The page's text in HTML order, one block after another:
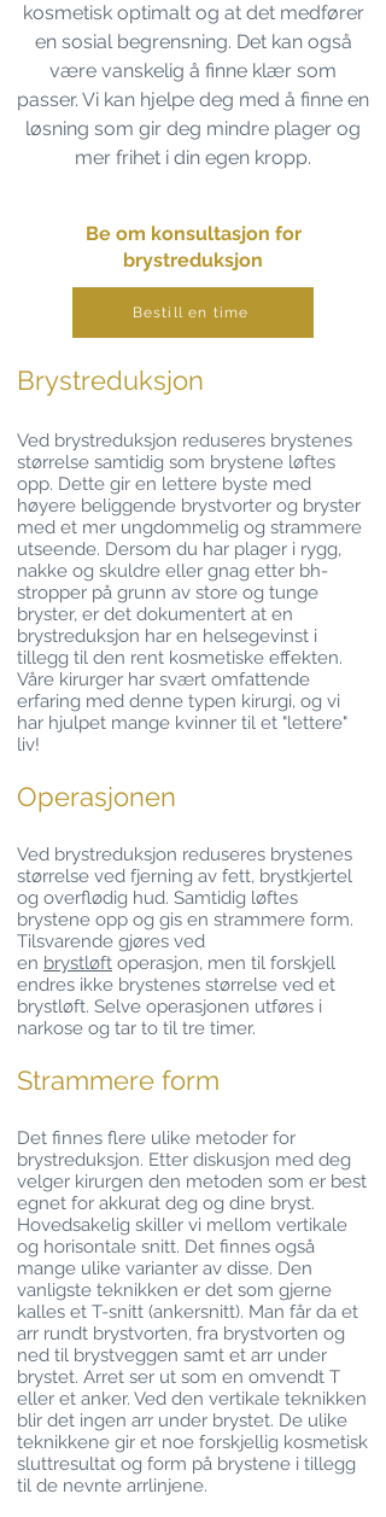
kosmetisk optimalt og at det medfører
en sosial begrensning. Det kan også
være vanskelig å finne klær som
passer. Vi kan hjelpe deg med å finne en
løsning som gir deg mindre plager og
mer frihet i din egen kropp.
Be om konsultasjon for
brystreduksjon
Bryst­reduksjon
Ved brystreduksjon reduseres brystenes
størrelse samtidig som brystene løftes
opp. Dette gir en lettere byste med
høyere beliggende brystvorter og bryster
med et mer ungdommelig og strammere
utseende. Dersom du har plager i rygg,
nakke og skuldre eller gnag etter bh-
stropper på grunn av store og tunge
bryster, er det dokumentert at en
brystreduksjon har en helsegevinst i
tillegg til den rent kosmetiske effekten.
Våre kirurger har svært omfattende
erfaring med denne typen kirurgi, og vi
har hjulpet mange kvinner til et "lettere"
liv!
Operasjonen
Ved brystreduksjon reduseres brystenes
størrelse ved fjerning av fett, brystkjertel
og overflødig hud. Samtidig løftes
brystene opp og gis en strammere form.
Tilsvarende gjøres ved
en brystløft operasjon, men til forskjell
endres ikke brystenes størrelse ved et
brystløft. Selve operasjonen utføres i
narkose og tar to til tre timer.
Strammere form
Det finnes flere ulike metoder for
brystreduksjon. Etter diskusjon med deg
velger kirurgen den metoden som er best
egnet for akkurat deg og dine bryst.
Hovedsakelig skiller vi mellom vertikale
og horisontale snitt. Det finnes også
mange ulike varianter av disse. Den
vanligste teknikken er det som gjerne
kalles et T-snitt (ankersnitt). Man får da et
arr rundt brystvorten, fra brystvorten og
ned til brystveggen samt et arr under
brystet. Arret ser ut som en omvendt T
eller et anker. Ved den vertikale teknikken
blir det ingen arr under brystet. De ulike
teknikkene gir et noe forskjellig kosmetisk
sluttresultat og form på brystene i tillegg
til de nevnte arrlinjene.
Bestill en time